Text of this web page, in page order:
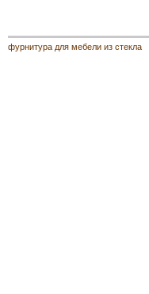
фурнитура для мебели из стекла